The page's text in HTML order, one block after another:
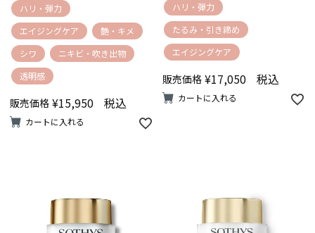
ハリ・弾力
エイジングケア
艶・キメ
シワ
ニキビ・吹き出物
透明感
販売価格 ¥15,950 税込
カートに入れる
ハリ・弾力
たるみ・引き締め
エイジングケア
販売価格 ¥17,050 税込
カートに入れる